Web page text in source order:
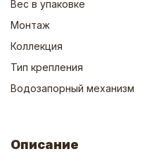
Вес в упаковке
Монтаж
Коллекция
Тип крепления
Водозапорный механизм
Описание